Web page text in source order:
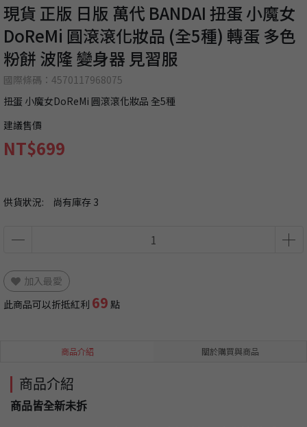
現貨 正版 日版 萬代 BANDAI 扭蛋 小魔女
DoReMi 圓滾滾化妝品 (全5種) 轉蛋 多色
粉餅 波隆 變身器 見習服
國際條碼：4570117968075
扭蛋 小魔女DoReMi 圓滾滾化妝品 全5種
建議售價
NT$699
供貨狀況: 尚有庫存 3
加入最愛
此商品可以折抵紅利 69 點
商品介紹 關於購買與商品
商品介紹
商品皆全新未拆